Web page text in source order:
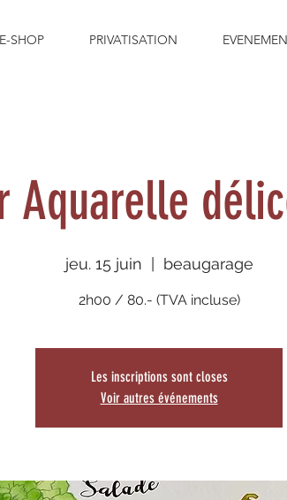
E-SHOP PRIVATISATION
Aquarelle
jeu. 15 juin beaugarage
2h00 / 80.- (TVA incluse)
Les inscriptions sont closes
Voir autres événements